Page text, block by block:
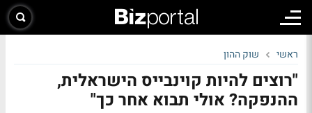
ראשי שוק ההון
"רוצים להיות קוינבייס הישראלית,
ההנפקה? אולי תבוא אחר כך"